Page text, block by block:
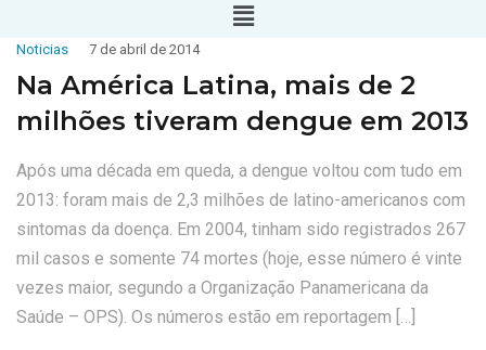
Noticias 7 de abril de 2014
Na América Latina, mais de 2
milhões tiveram dengue em 2013
Após uma década em queda, a dengue voltou com tudo em
2013: foram mais de 2,3 milhões de latino-americanos com
sintomas da doença. Em 2004, tinham sido registrados 267
mil casos e somente 74 mortes (hoje, esse número é vinte
vezes maior, segundo a Organização Panamericana da
Saúde – OPS). Os números estão em reportagem […]